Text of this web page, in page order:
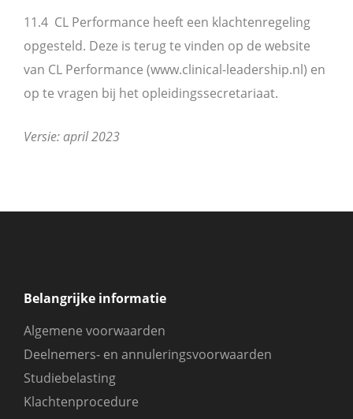
11.4 CL Performance heeft een klachtenregeling
opgesteld. Deze is terug te vinden op de website
van CL Performance (www.clinical-leadership.nl) en
op te vragen bij het opleidingssecretariaat.
Versie: april 2023
Belangrijke informatie
Algemene voorwaarden
Deelnemers- en annuleringsvoorwaarden
Studiebelasting
Klachtenprocedure